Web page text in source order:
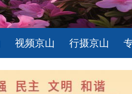
视频京山 行摄京山